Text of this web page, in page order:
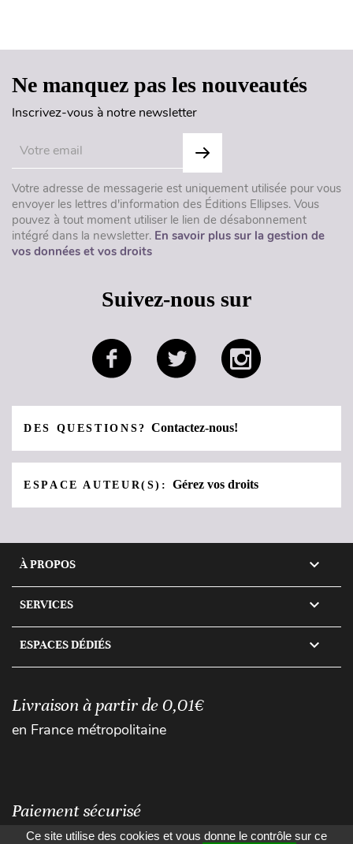
Ne manquez pas les nouveautés
Inscrivez-vous à notre newsletter
Votre adresse de messagerie est uniquement utilisée pour vous
envoyer les lettres d'information des Éditions Ellipses. Vous
pouvez à tout moment utiliser le lien de désabonnement
intégré dans la newsletter. En savoir plus sur la gestion de
vos données et vos droits
Suivez-nous sur
DES QUESTIONS?Contactez-nous!
ESPACE AUTEUR(S):Gérez vos droits
À PROPOS 
SERVICES 
ESPACES DÉDIÉS 
Livraison à partir de 0,01€
en France métropolitaine
Paiement sécurisé
Ce site utilise des cookies et vous donne le contrôle sur ce